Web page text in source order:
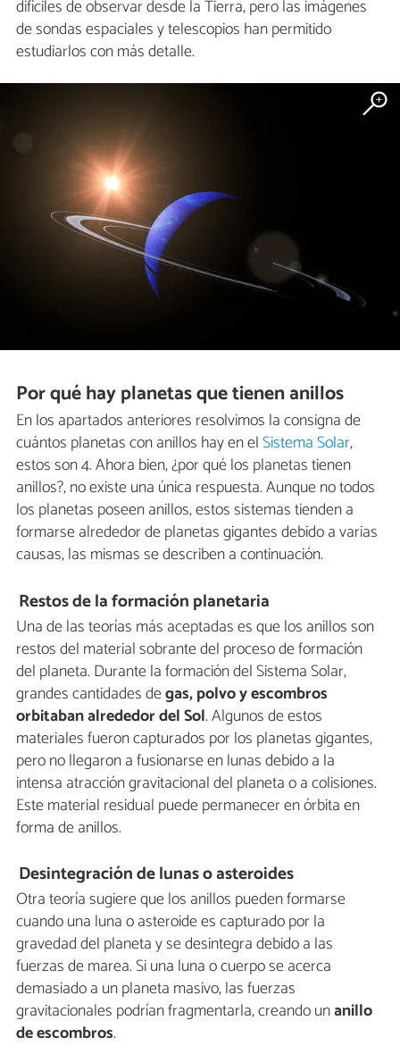
difíciles de observar desde la Tierra, pero las imágenes
de sondas espaciales y telescopios han permitido
estudiarlos con más detalle.
Por qué hay planetas que tienen anillos
En los apartados anteriores resolvimos la consigna de
cuántos planetas con anillos hay en elSistema Solar,
estos son 4. Ahora bien, ¿por qué los planetas tienen
anillos?, no existe una única respuesta. Aunque no todos
los planetas poseen anillos, estos sistemas tienden a
formarse alrededor de planetas gigantes debido a varias
causas, las mismas se describen a continuación.
Restos de la formación planetaria
Una de las teorías más aceptadas es que los anillos son
restos del material sobrante del proceso de formación
del planeta. Durante la formación del Sistema Solar,
grandes cantidades degas, polvo y escombros
orbitaban alrededor del Sol. Algunos de estos
materiales fueron capturados por los planetas gigantes,
pero no llegaron a fusionarse en lunas debido a la
intensa atracción gravitacional del planeta o a colisiones.
Este material residual puede permanecer en órbita en
forma de anillos.
Desintegración de lunas o asteroides
Otra teoría sugiere que los anillos pueden formarse
cuando una luna o asteroide es capturado por la
gravedad del planeta y se desintegra debido a las
fuerzas de marea. Si una luna o cuerpo se acerca
demasiado a un planeta masivo, las fuerzas
gravitacionales podrían fragmentarla, creando unanillo
de escombros.